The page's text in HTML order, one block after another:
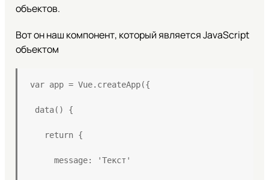
объектов.
Вот он наш компонент, который является JavaScript
объектом
var app = Vue.createApp({
data() {
return {
message: 'Текст'